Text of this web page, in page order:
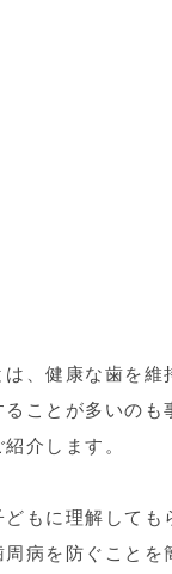
、健康な歯を
ことが多いの
介します。
もに理解して
病を防ぐこと